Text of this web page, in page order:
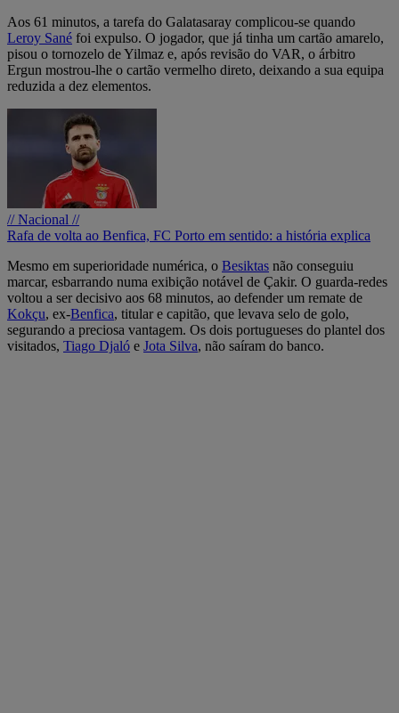
Aos 61 minutos, a tarefa do Galatasaray complicou-se quando
Leroy Sané foi expulso. O jogador, que já tinha um cartão amarelo,
pisou o tornozelo de Yilmaz e, após revisão do VAR, o árbitro
Ergun mostrou-lhe o cartão vermelho direto, deixando a sua equipa
reduzida a dez elementos.
// Nacional //
Rafa de volta ao Benfica, FC Porto em sentido: a história explica
Mesmo em superioridade numérica, o Besiktas não conseguiu
marcar, esbarrando numa exibição notável de Çakir. O guarda-redes
voltou a ser decisivo aos 68 minutos, ao defender um remate de
Kokçu, ex-Benfica, titular e capitão, que levava selo de golo,
segurando a preciosa vantagem. Os dois portugueses do plantel dos
visitados, Tiago Djaló e Jota Silva, não saíram do banco.